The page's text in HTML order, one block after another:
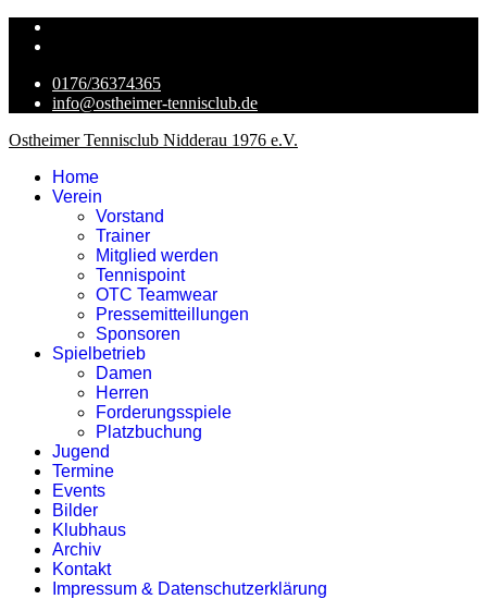
0176/36374365
info@ostheimer-tennisclub.de
Ostheimer Tennisclub Nidderau 1976 e.V.
Home
Verein
Vorstand
Trainer
Mitglied werden
Tennispoint
OTC Teamwear
Pressemitteillungen
Sponsoren
Spielbetrieb
Damen
Herren
Forderungsspiele
Platzbuchung
Jugend
Termine
Events
Bilder
Klubhaus
Archiv
Kontakt
Impressum & Datenschutzerklärung